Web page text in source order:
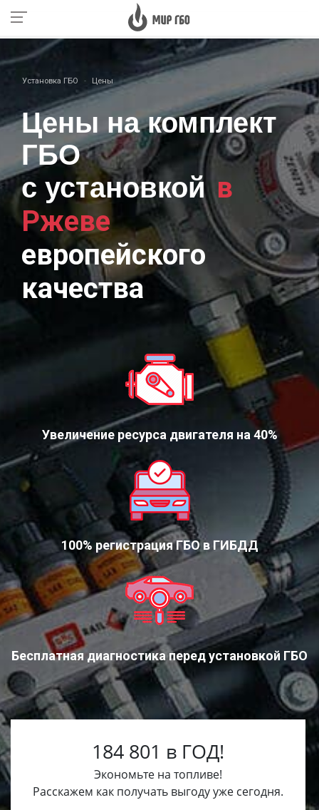
Установка ГБО Цены
Цены на комплект
ГБО
с установкой в
Ржеве
европейского
качества
Увеличение ресурса двигателя на 40%
100% регистрация ГБО в ГИБДД
Бесплатная диагностика перед установкой ГБО
184 801 в ГОД!
Экономьте на топливе!
Расскажем как получать выгоду уже сегодня.